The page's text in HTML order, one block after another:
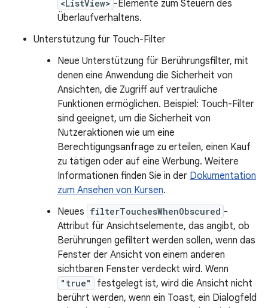
<ListView> -Elemente zum Steuern des
Überlaufverhaltens.
Unterstützung für Touch-Filter
Neue Unterstützung für Berührungsfilter, mit
denen eine Anwendung die Sicherheit von
Ansichten, die Zugriff auf vertrauliche
Funktionen ermöglichen. Beispiel: Touch-Filter
sind geeignet, um die Sicherheit von
Nutzeraktionen wie um eine
Berechtigungsanfrage zu erteilen, einen Kauf
zu tätigen oder auf eine Werbung. Weitere
Informationen finden Sie in der Dokumentation
zum Ansehen von Kursen.
Neues filterTouchesWhenObscured -
Attribut für Ansichtselemente, das angibt, ob
Berührungen gefiltert werden sollen, wenn das
Fenster der Ansicht von einem anderen
sichtbaren Fenster verdeckt wird. Wenn
"true"
festgelegt ist, wird die Ansicht nicht
berührt werden, wenn ein Toast, ein Dialogfeld